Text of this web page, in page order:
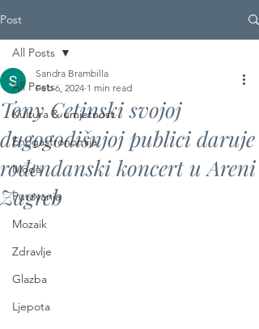
Post
All Posts
Kultura & umjetnost
Enogastronomija
Moda
Putovanja
Mozaik
Zdravlje
Glazba
Ljepota
All Posts
Tony Cetinski svojoj
dugogodišnjoj publici daruje
rođendanski koncert u Areni
Zagreb
Sandra Brambilla
Feb 6, 2024 1 min read